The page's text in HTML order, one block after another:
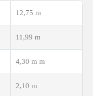
12,75 m
11,99 m
4,30 m m
2,10 m